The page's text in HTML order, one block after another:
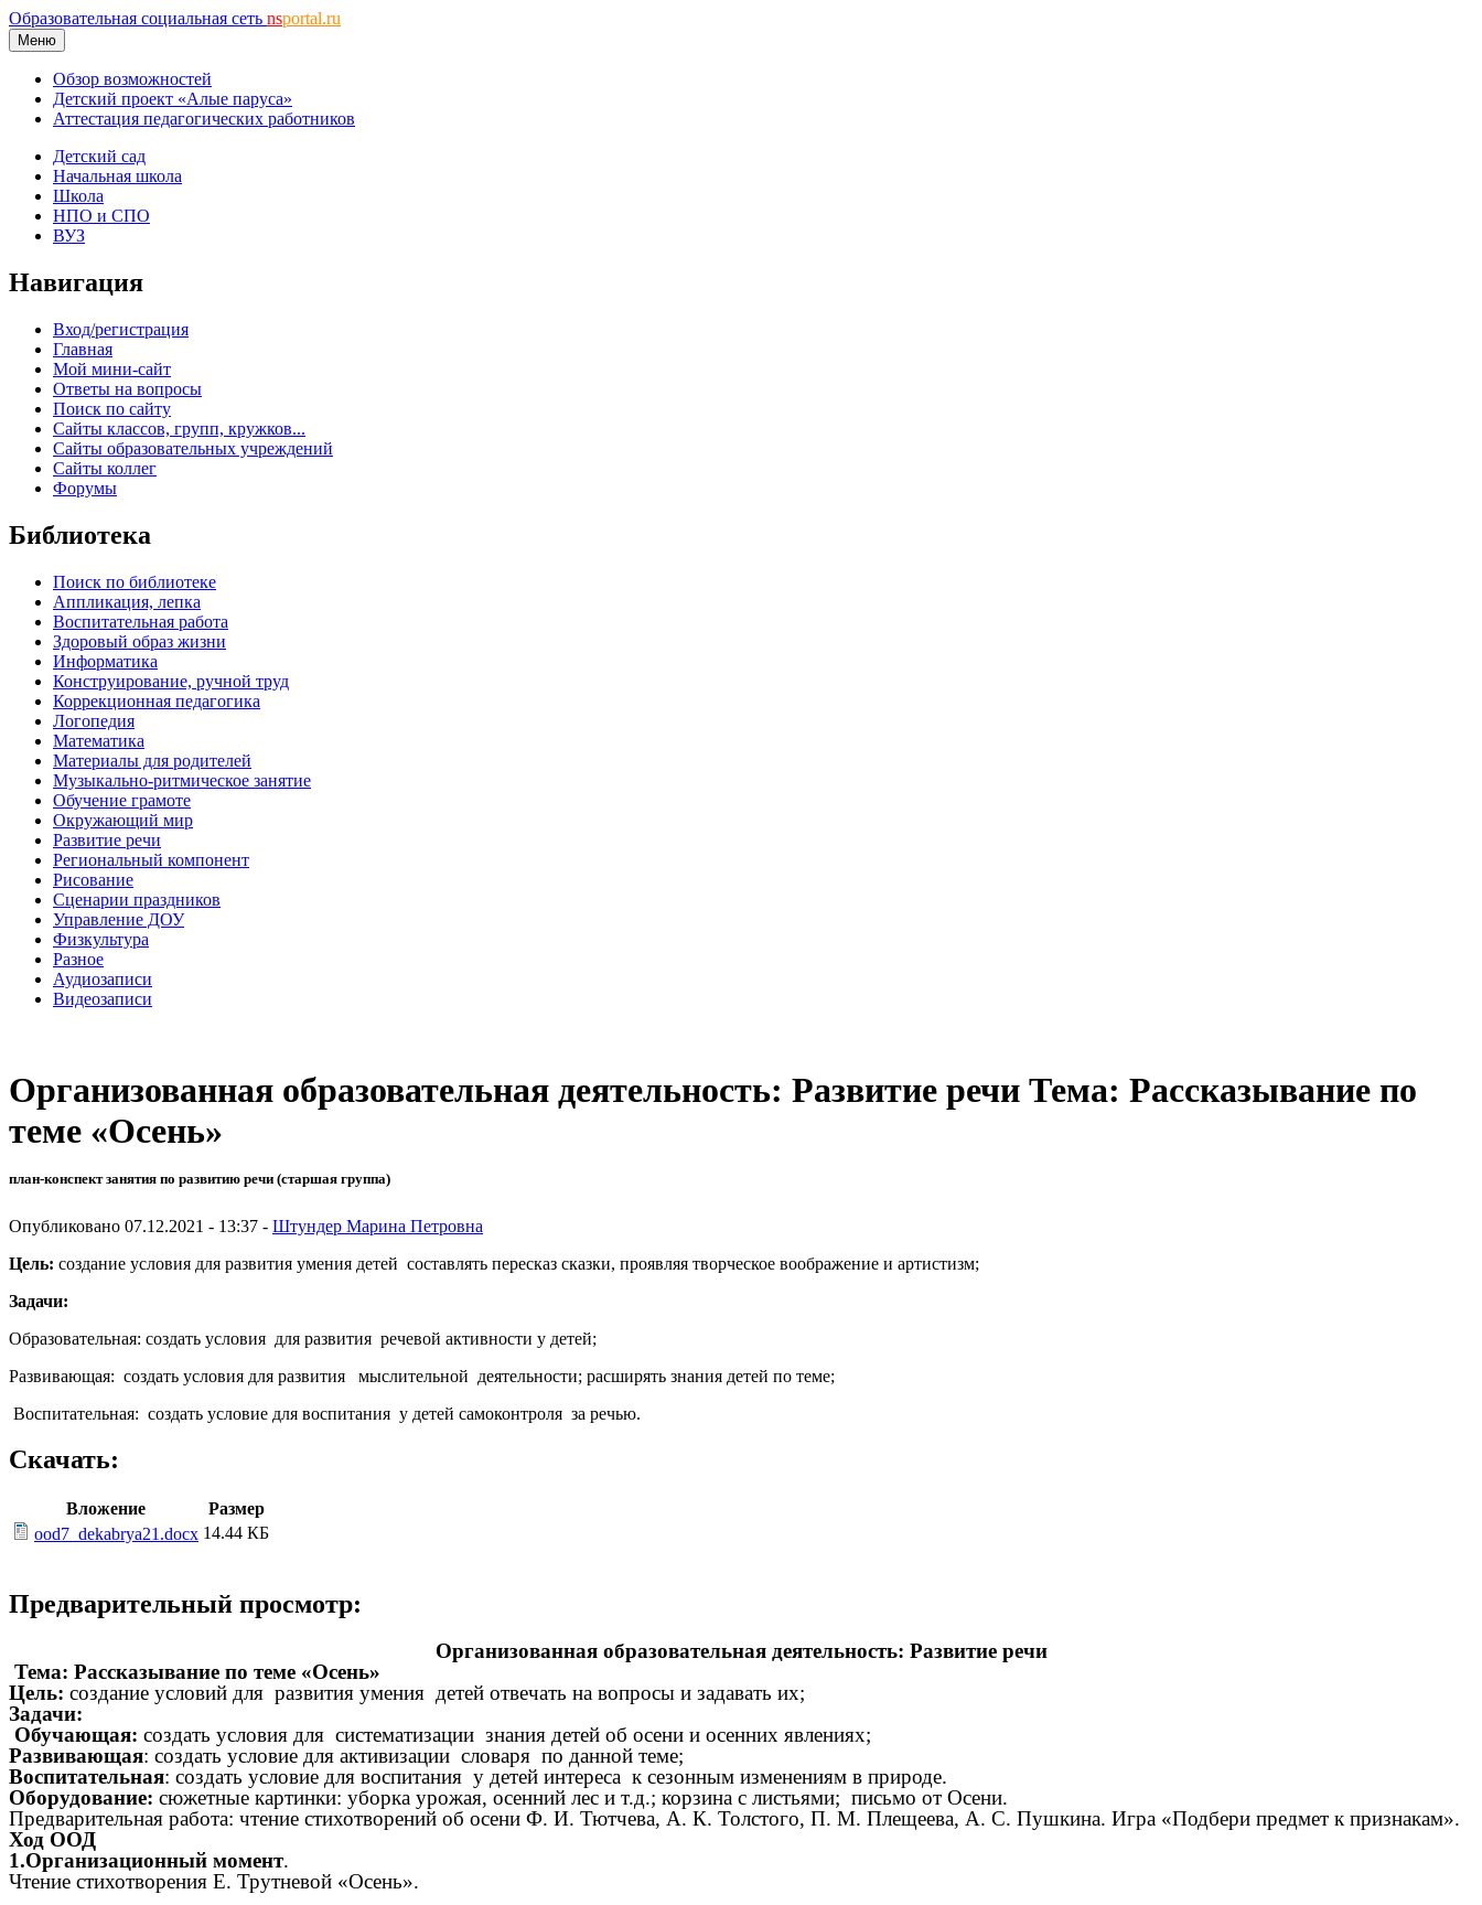
Образовательная социальная сеть nsportal.ru
Меню
Обзор возможностей
Детский проект «Алые паруса»
Аттестация педагогических работников
Детский сад
Начальная школа
Школа
НПО и СПО
ВУЗ
Навигация
Вход/регистрация
Главная
Мой мини-сайт
Ответы на вопросы
Поиск по сайту
Сайты классов, групп, кружков...
Сайты образовательных учреждений
Сайты коллег
Форумы
Библиотека
Поиск по библиотеке
Аппликация, лепка
Воспитательная работа
Здоровый образ жизни
Информатика
Конструирование, ручной труд
Коррекционная педагогика
Логопедия
Математика
Материалы для родителей
Музыкально-ритмическое занятие
Обучение грамоте
Окружающий мир
Развитие речи
Региональный компонент
Рисование
Сценарии праздников
Управление ДОУ
Физкультура
Разное
Аудиозаписи
Видеозаписи
Организованная образовательная деятельность: Развитие речи Тема: Рассказывание по
теме «Осень»
план-конспект занятия по развитию речи (старшая группа)
Опубликовано 07.12.2021 - 13:37 - Штундер Марина Петровна
Цель: создание условия для развития умения детей составлять пересказ сказки, проявляя творческое воображение и артистизм;
Задачи:
Образовательная: создать условия для развития речевой активности у детей;
Развивающая: создать условия для развития мыслительной деятельности; расширять знания детей по теме;
Воспитательная: создать условие для воспитания у детей самоконтроля за речью.
Скачать:
Вложение
Размер
ood7_dekabrya21.docx 14.44 КБ
Предварительный просмотр:
Организованная образовательная деятельность: Развитие речи
Тема: Рассказывание по теме «Осень»
Цель: создание условий для развития умения детей отвечать на вопросы и задавать их;
Задачи:
Обучающая: создать условия для систематизации знания детей об осени и осенних явлениях;
Развивающая: создать условие для активизации словаря по данной теме;
Воспитательная: создать условие для воспитания у детей интереса к сезонным изменениям в природе.
Оборудование: сюжетные картинки: уборка урожая, осенний лес и т.д.; корзина с листьями; письмо от Осени.
Предварительная работа: чтение стихотворений об осени Ф. И. Тютчева, А. К. Толстого, П. М. Плещеева, А. С. Пушкина. Игра «Подбери предмет к признакам».
Ход ООД
1.Организационный момент.
Чтение стихотворения Е. Трутневой «Осень».